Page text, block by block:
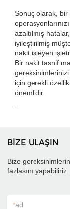
Sonuç olarak, bir
azaltılmış
iyileştirilmiş
nakit işleyen
Bir nakit tasnif
gereksinimlerinizi
için gerekli
önemlidir.
BİZE ULAŞIN
Bize
fazlasını yapabiliriz.
*ad